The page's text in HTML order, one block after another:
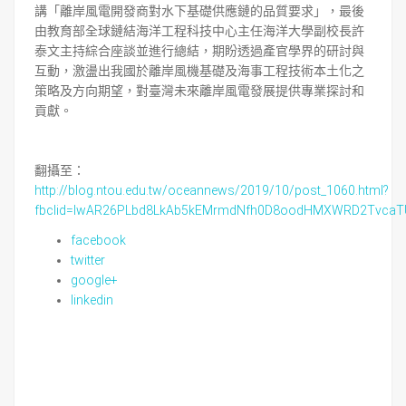
講「離岸風電開發商對水下基礎供應鏈的品質要求」，最後
由教育部全球鏈結海洋工程科技中心主任海洋大學副校長許
泰文主持綜合座談並進行總結，期盼透過產官學界的研討與
互動，激盪出我國於離岸風機基礎及海事工程技術本土化之
策略及方向期望，對臺灣未來離岸風電發展提供專業探討和
貢獻。
翻攝至：
http://blog.ntou.edu.tw/oceannews/2019/10/post_1060.html?
facebook
twitter
google+
linkedin